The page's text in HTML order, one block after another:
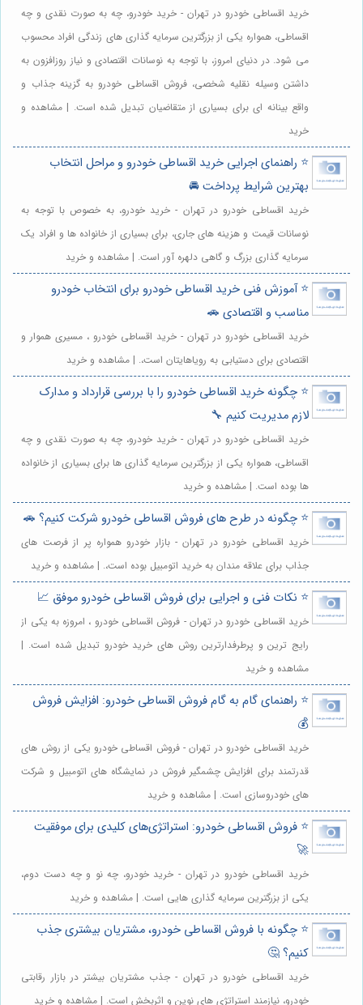
خرید اقساطی خودرو در تهران - خرید خودرو، چه به صورت نقدی و چه
اقساطی، همواره یکی از بزرگترین سرمایه گذاری های زندگی افراد محسوب
می شود. در دنیای امروز، با توجه به نوسانات اقتصادی و نیاز روزافزون به
داشتن وسیله نقلیه شخصی، فروش اقساطی خودرو به گزینه جذاب و
واقع بینانه ای برای بسیاری از متقاضیان تبدیل شده است. | مشاهده و
خرید
⭐️ راهنمای اجرایی خرید اقساطی خودرو و مراحل انتخاب
بهترین شرایط پرداخت 🚘
خرید اقساطی خودرو در تهران - خرید خودرو، به خصوص با توجه به
نوسانات قیمت و هزینه های جاری، برای بسیاری از خانواده ها و افراد یک
سرمایه گذاری بزرگ و گاهی دلهره آور است. | مشاهده و خرید
⭐️ آموزش فنی خرید اقساطی خودرو برای انتخاب خودرو
مناسب و اقتصادی 🚗
خرید اقساطی خودرو در تهران - خرید اقساطی خودرو ، مسیری هموار و
اقتصادی برای دستیابی به رویاهایتان است،. | مشاهده و خرید
⭐️ چگونه خرید اقساطی خودرو را با بررسی قرارداد و مدارک
لازم مدیریت کنیم 🔧
خرید اقساطی خودرو در تهران - خرید خودرو، چه به صورت نقدی و چه
اقساطی، همواره یکی از بزرگترین سرمایه گذاری ها برای بسیاری از خانواده
ها بوده است. | مشاهده و خرید
⭐️ چگونه در طرح های فروش اقساطی خودرو شرکت کنیم؟ 🚗
خرید اقساطی خودرو در تهران - بازار خودرو همواره پر از فرصت های
جذاب برای علاقه مندان به خرید اتومبیل بوده است،. | مشاهده و خرید
⭐️ نکات فنی و اجرایی برای فروش اقساطی خودرو موفق 📈
خرید اقساطی خودرو در تهران - فروش اقساطی خودرو ، امروزه به یکی از
رایج ترین و پرطرفدارترین روش های خرید خودرو تبدیل شده است. |
مشاهده و خرید
⭐️ راهنمای گام به گام فروش اقساطی خودرو: افزایش فروش
💰
خرید اقساطی خودرو در تهران - فروش اقساطی خودرو یکی از روش های
قدرتمند برای افزایش چشمگیر فروش در نمایشگاه های اتومبیل و شرکت
های خودروسازی است. | مشاهده و خرید
⭐️ فروش اقساطی خودرو: استراتژی‌های کلیدی برای موفقیت
🚀
خرید اقساطی خودرو در تهران - خرید خودرو، چه نو و چه دست دوم،
یکی از بزرگترین سرمایه گذاری هایی است. | مشاهده و خرید
⭐️ چگونه با فروش اقساطی خودرو، مشتریان بیشتری جذب
کنیم؟ 🤔
خرید اقساطی خودرو در تهران - جذب مشتریان بیشتر در بازار رقابتی
خودرو، نیازمند استراتژی های نوین و اثربخش است. | مشاهده و خرید